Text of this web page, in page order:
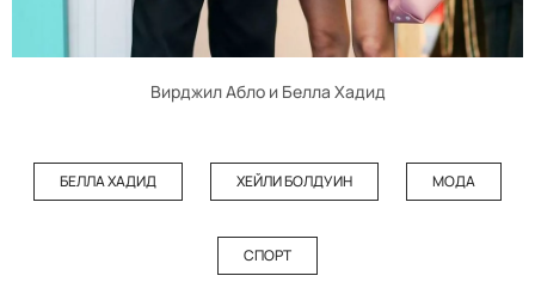
Вирджил Абло и Белла Хадид
БЕЛЛА ХАДИД ХЕЙЛИ БОЛДУИН МОДА
СПОРТ